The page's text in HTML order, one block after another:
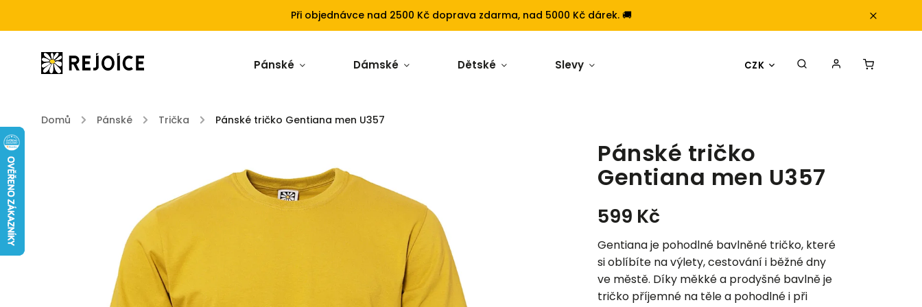
Při objednávce nad 2500 Kč doprava zdarma, nad 5000 Kč dárek. 🚚
CZK
Pánské Dámské Dětské Slevy
Domů / Pánské / Trička / Pánské tričko Gentiana men U357
Pánské tričko
Gentiana men U357
599 Kč
Gentiana je pohodlné bavlněné tričko, které
si oblíbíte na výlety, cestování i běžné dny
ve městě. Díky měkké a prodyšné bavlně je
tričko příjemné na těle a pohodlné i při